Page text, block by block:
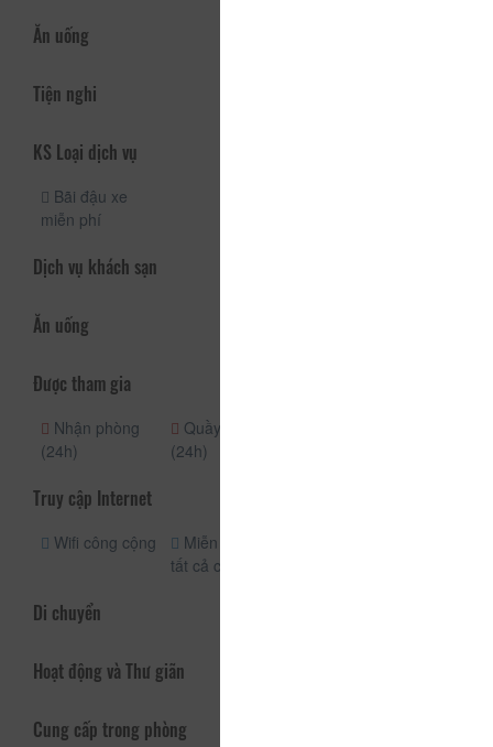
Ăn uống
Tiện nghi
KS Loại dịch vụ
Bãi đậu xe
miễn phí
Dịch vụ khách sạn
Ăn uống
Được tham gia
Nhận phòng
(24h)
Quầy lễ tân
(24h)
Truy cập Internet
Wifi công cộng
Miễn phí wifi
tất cả các phòng
Di chuyển
Hoạt động và Thư giãn
Cung cấp trong phòng